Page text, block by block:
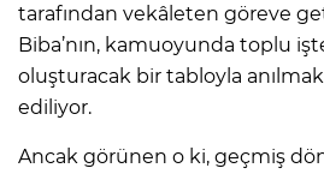
tarafından vekâleten göreve
Biba’nın, kamuoyunda toplu
oluşturacak bir tabloyla
ediliyor.
Ancak görünen o ki, geçmiş